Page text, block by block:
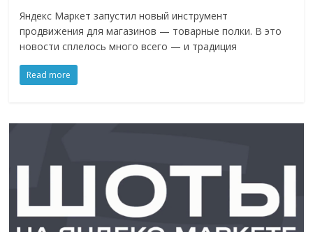
знать
Сеть
людей
читателем.
Яндекс Маркет запустил новый инструмент
продвижения для магазинов — товарные полки. В это
новости сплелось много всего — и традиция
Read more